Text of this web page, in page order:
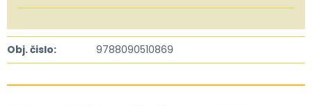
Obj. čislo: 9788090510869